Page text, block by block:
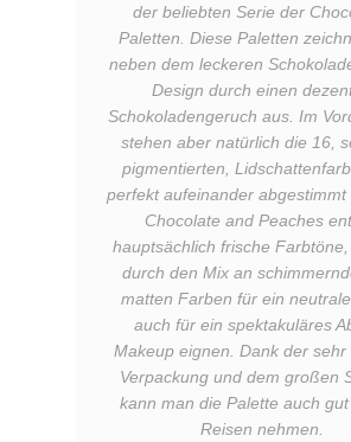
der beliebten Serie der
Paletten. Diese Paletten
neben dem leckeren
Design durch einen
Schokoladengeruch aus. Im
stehen aber natürlich die 16,
pigmentierten,
perfekt aufeinander abgestimmt
Chocolate and Peaches
hauptsächlich frische
durch den Mix an
matten Farben für ein
auch für ein spektakuläres
Makeup eignen. Dank der sehr
Verpackung und dem großen
kann man die Palette auch
Reisen nehmen.